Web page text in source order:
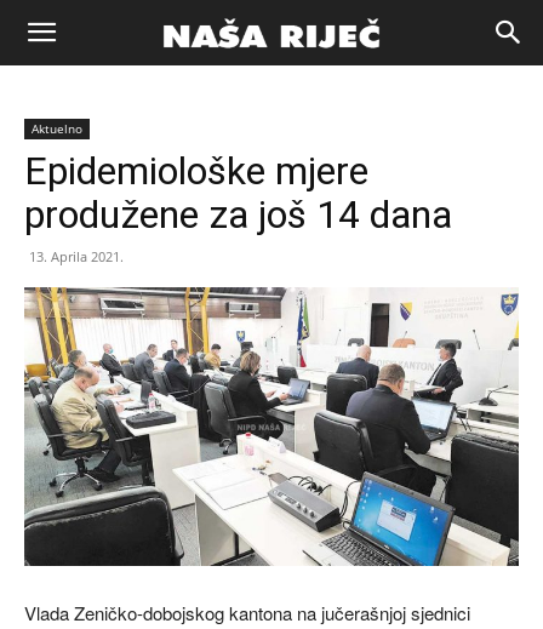
Naša
riječ
Zenica
Aktuelno
Epidemiološke mjere
produžene za još 14 dana
13. Aprila 2021.
Vlada Zeničko-dobojskog kantona na jučerašnjoj sjednici